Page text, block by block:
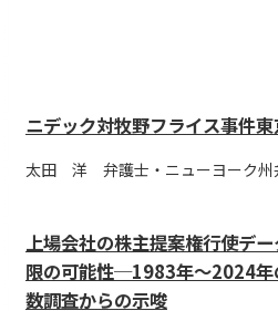
ニデック対牧野フライス事件
太田 洋 弁護士・ニューヨーク州
上場会社の株主提案権行使デ
限の可能性─1983年〜2024年
数調査からの示唆